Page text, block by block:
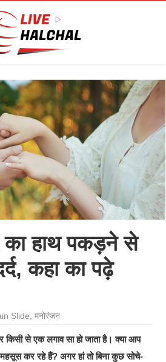
का हाथ पकड़ने से
कहा का पढ़े
Slide ,मनोरंजन
से एक लगाव सा हो जाता है। क्या आप
कर रहे हैं? अगर हां तो बिना कुछ सोचे-